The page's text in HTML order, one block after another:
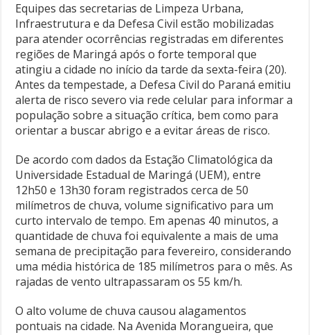
Equipes das secretarias de Limpeza Urbana,
Infraestrutura e da Defesa Civil estão mobilizadas
para atender ocorrências registradas em diferentes
regiões de Maringá após o forte temporal que
atingiu a cidade no início da tarde da sexta-feira (20).
Antes da tempestade, a Defesa Civil do Paraná emitiu
alerta de risco severo via rede celular para informar a
população sobre a situação crítica, bem como para
orientar a buscar abrigo e a evitar áreas de risco.
De acordo com dados da Estação Climatológica da
Universidade Estadual de Maringá (UEM), entre
12h50 e 13h30 foram registrados cerca de 50
milímetros de chuva, volume significativo para um
curto intervalo de tempo. Em apenas 40 minutos, a
quantidade de chuva foi equivalente a mais de uma
semana de precipitação para fevereiro, considerando
uma média histórica de 185 milímetros para o mês. As
rajadas de vento ultrapassaram os 55 km/h.
O alto volume de chuva causou alagamentos
pontuais na cidade. Na Avenida Morangueira, que